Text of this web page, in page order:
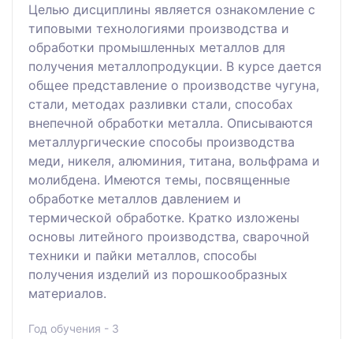
Целью дисциплины является ознакомление с
типовыми технологиями производства и
обработки промышленных металлов для
получения металлопродукции. В курсе дается
общее представление о производстве чугуна,
стали, методах разливки стали, способах
внепечной обработки металла. Описываются
металлургические способы производства
меди, никеля, алюминия, титана, вольфрама и
молибдена. Имеются темы, посвященные
обработке металлов давлением и
термической обработке. Кратко изложены
основы литейного производства, сварочной
техники и пайки металлов, способы
получения изделий из порошкообразных
материалов.
Год обучения - 3